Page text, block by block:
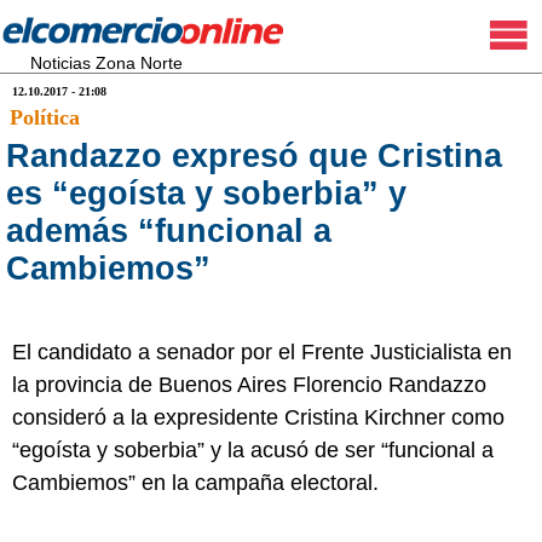
Noticias Zona Norte
12.10.2017 - 21:08
Política
Randazzo expresó que Cristina
es “egoísta y soberbia” y
además “funcional a
Cambiemos”
El candidato a senador por el Frente Justicialista en
la provincia de Buenos Aires Florencio Randazzo
consideró a la expresidente Cristina Kirchner como
“egoísta y soberbia” y la acusó de ser “funcional a
Cambiemos” en la campaña electoral.